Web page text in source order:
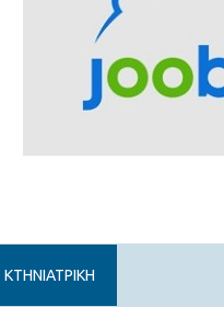
ΚΤΗΝΙΑΤΡΙΚΗ